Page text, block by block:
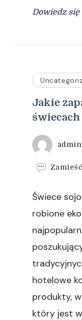
Dowiedz
Jakie
admin
Świece
robione
hotelowe
produkty,
który jest